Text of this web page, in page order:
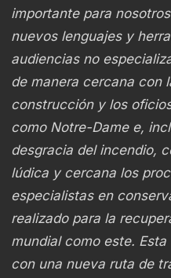
importante para
nuevos lenguajes y
audiencias no
de manera cercana con
construcción y los
como Notre-Dame e,
desgracia del incendio,
lúdica y cercana los
especialistas en
realizado para la
mundial como este.
con una nueva ruta de